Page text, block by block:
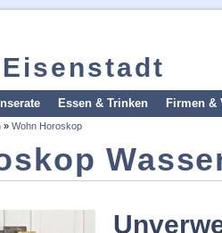
Inserate Essen & Trinken Firmen &
» Wohn Horoskop